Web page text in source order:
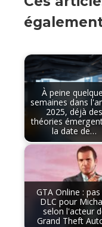
À peine
semaines dans
2025, déjà des
théories
la date de…
GTA Online : pas
DLC pour
selon l'acteur
Grand Theft